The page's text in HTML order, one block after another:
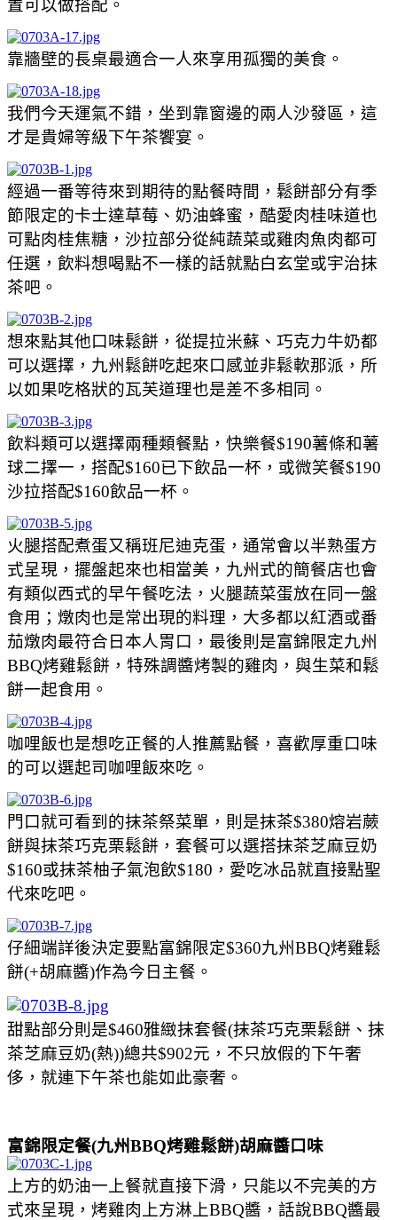
置可以做搭配。
靠牆壁的長桌最適合一人來享用孤獨的美食。
我們今天運氣不錯，坐到靠窗邊的兩人沙發區，這
才是貴婦等級下午茶饗宴。
經過一番等待來到期待的點餐時間，鬆餅部分有季
節限定的卡士達草莓、奶油蜂蜜，酷愛肉桂味道也
可點肉桂焦糖，沙拉部分從純蔬菜或雞肉魚肉都可
任選，飲料想喝點不一樣的話就點白玄堂或宇治抹
茶吧。
想來點其他口味鬆餅，從提拉米蘇、巧克力牛奶都
可以選擇，九州鬆餅吃起來口感並非鬆軟那派，所
以如果吃格狀的瓦芙道理也是差不多相同。
飲料類可以選擇兩種類餐點，快樂餐$190薯條和薯
球二擇一，搭配$160已下飲品一杯，或微笑餐$190
沙拉搭配$160飲品一杯。
火腿搭配煮蛋又稱班尼迪克蛋，通常會以半熟蛋方
式呈現，擺盤起來也相當美，九州式的簡餐店也會
有類似西式的早午餐吃法，火腿蔬菜蛋放在同一盤
食用；燉肉也是常出現的料理，大多都以紅酒或番
茄燉肉最符合日本人胃口，最後則是富錦限定九州
BBQ烤雞鬆餅，特殊調醬烤製的雞肉，與生菜和鬆
餅一起食用。
咖哩飯也是想吃正餐的人推薦點餐，喜歡厚重口味
的可以選起司咖哩飯來吃。
門口就可看到的抹茶祭菜單，則是抹茶$380熔岩蕨
餅與抹茶巧克栗鬆餅，套餐可以選搭抹茶芝麻豆奶
$160或抹茶柚子氣泡飲$180，愛吃冰品就直接點聖
代來吃吧。
仔細端詳後決定要點富錦限定$360九州BBQ烤雞鬆
餅(+胡麻醬)作為今日主餐。
甜點部分則是$460雅緻抹套餐(抹茶巧克栗鬆餅、抹
茶芝麻豆奶(熱))總共$902元，不只放假的下午奢
侈，就連下午茶也能如此豪奢。
富錦限定餐(九州BBQ烤雞鬆餅)胡麻醬口味
上方的奶油一上餐就直接下滑，只能以不完美的方
式來呈現，烤雞肉上方淋上BBQ醬，話說BBQ醬最